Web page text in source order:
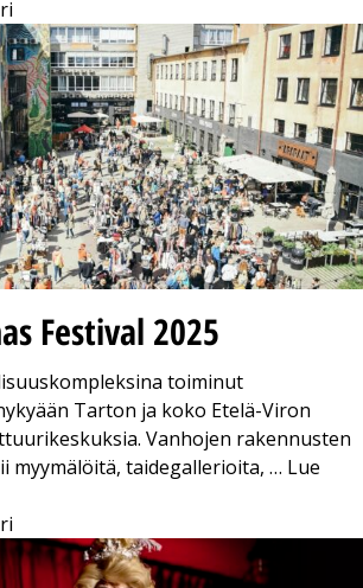
Festival 2025
toiminut
Tarton ja koko Etelä-Viron
Vanhojen rakennusten
myymälöitä, taidegallerioita, … Lue